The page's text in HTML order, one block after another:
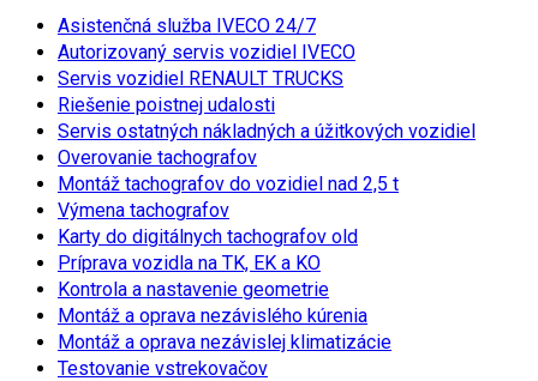
Asistenčná služba IVECO 24/7
Autorizovaný servis vozidiel IVECO
Servis vozidiel RENAULT TRUCKS
Riešenie poistnej udalosti
Servis ostatných nákladných a úžitkových vozidiel
Overovanie tachografov
Montáž tachografov do vozidiel nad 2,5 t
Výmena tachografov
Karty do digitálnych tachografov old
Príprava vozidla na TK, EK a KO
Kontrola a nastavenie geometrie
Montáž a oprava nezávislého kúrenia
Montáž a oprava nezávislej klimatizácie
Testovanie vstrekovačov